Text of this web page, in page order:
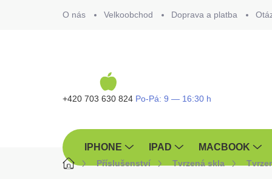
O nás Velkoobchod Doprava a platba
+420 703 630 824
IPHONE IPAD MACBOOK
DomůPříslušenství Tvrzená skla